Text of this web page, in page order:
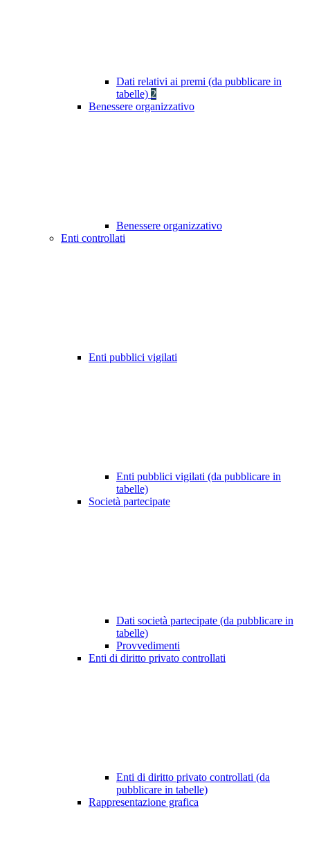
Dati relativi ai premi (da pubblicare in
tabelle) 2
Benessere organizzativo
Benessere organizzativo
Enti controllati
Enti pubblici vigilati
Enti pubblici vigilati (da pubblicare in
tabelle)
Società partecipate
Dati società partecipate (da pubblicare in
tabelle)
Provvedimenti
Enti di diritto privato controllati
Enti di diritto privato controllati (da
pubblicare in tabelle)
Rappresentazione grafica